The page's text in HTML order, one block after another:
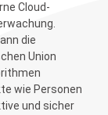
Cloud-
die
Union
wie Personen
und sicher